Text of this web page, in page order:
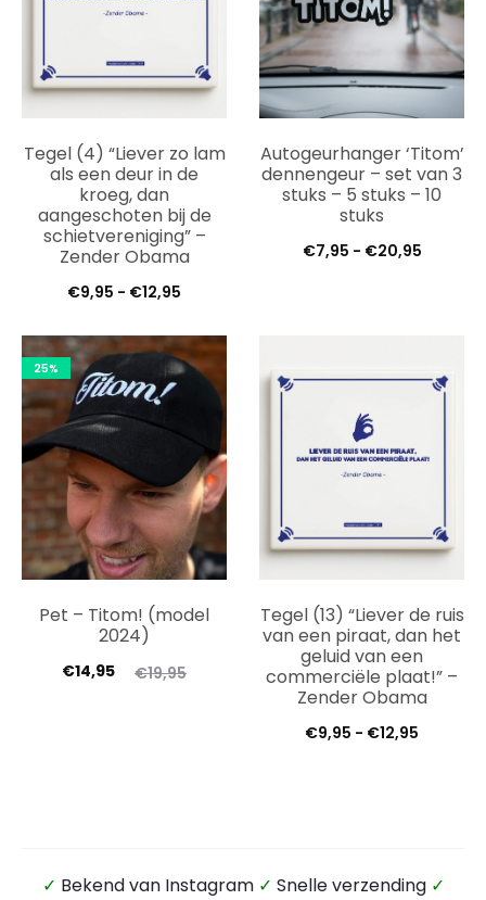
Tegel (4) “Liever zo lam
als een deur in de
kroeg, dan
aangeschoten bij de
schietvereniging” –
Zender Obama
€9,95 - €12,95
tot
€12,95
Autogeurhanger ‘Titom’
dennengeur – set van 3
stuks – 5 stuks – 10
stuks
€7,95 - €20,95
25%
Pet – Titom! (model
2024)
€19,95
€14,95
Tegel (13) “Liever de ruis
van een piraat, dan het
geluid van een
commerciële plaat!” –
Zender Obama
€9,95 - €12,95
✓ Bekend van Instagram ✓ Snelle verzending ✓